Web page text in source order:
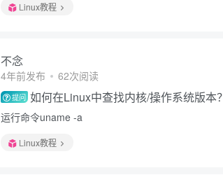
Linux教程
不念
4年前发布 62次阅读
提问 如何在Linux中查找内核/操作系统版本？
运行命令uname -a
Linux教程